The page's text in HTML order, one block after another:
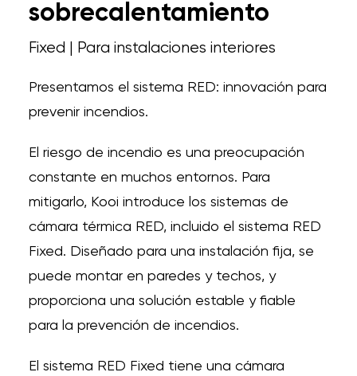
sobrecalentamiento
Fixed | Para instalaciones interiores
Presentamos el sistema RED: innovación para
prevenir incendios.
El riesgo de incendio es una preocupación
constante en muchos entornos. Para
mitigarlo, Kooi introduce los sistemas de
cámara térmica RED, incluido el sistema RED
Fixed. Diseñado para una instalación fija, se
puede montar en paredes y techos, y
proporciona una solución estable y fiable
para la prevención de incendios.
El sistema RED Fixed tiene una cámara